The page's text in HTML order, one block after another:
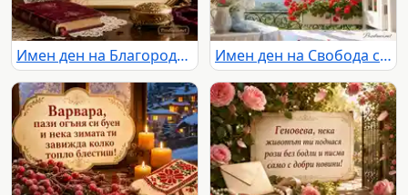
Имен ден на Благородна с бордо карамфили и старинен салон Имен ден на Свобода със светъл балкон, мушката и планински хоризонт